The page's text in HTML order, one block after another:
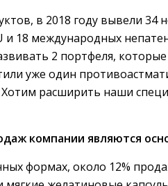
в 2018 году вывели 34
и 18 международных
2 портфеля,
уже один
расширить наши
компании являются
формах, около 12%